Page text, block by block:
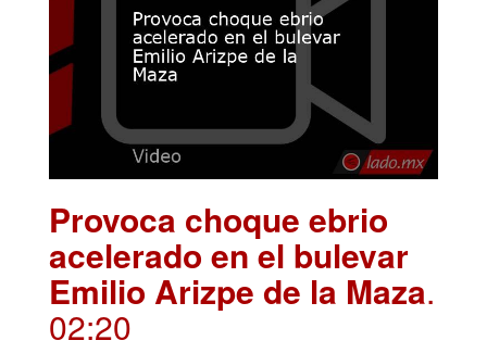
Provoca choque ebrio
acelerado en el bulevar
Emilio Arizpe de la Maza.
02:20